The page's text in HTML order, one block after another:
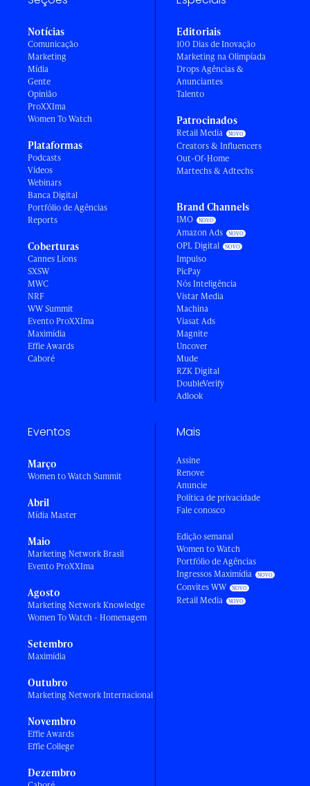
Notícias
Comunicação
Marketing
Mídia
Gente
Opinião
ProXXIma
Women To Watch
Plataformas
Podcasts
Vídeos
Webinars
Banca Digital
Portfólio de Agências
Reports
Coberturas
Cannes Lions
SXSW
MWC
NRF
WW Summit
Evento ProXXIma
Maximídia
Effie Awards
Caboré
Editoriais
100 Dias de Inovação
Marketing na Olimpíada
Drops Agências &
Anunciantes
Talento
Patrocinados
Retail Media
Creators & Influencers
Out-Of-Home
Martechs & Adtechs
Brand Channels
IMO
Amazon Ads
OPL Digital
Impulso
PicPay
Nós Inteligência
Vistar Media
Machina
Viasat Ads
Magnite
Uncover
Mude
RZK Digital
DoubleVerify
Adlook
Eventos
Março
Women to Watch Summit
Abril
Mídia Master
Maio
Marketing Network Brasil
Evento ProXXIma
Agosto
Marketing Network Knowledge
Women To Watch - Homenagem
Setembro
Maximídia
Outubro
Marketing Network Internacional
Novembro
Effie Awards
Effie College
Dezembro
Mais
Assine
Renove
Anuncie
Política de privacidade
Fale conosco
Edição semanal
Women to Watch
Portfólio de Agências
Ingressos Maximídia
Convites WW
Retail Media